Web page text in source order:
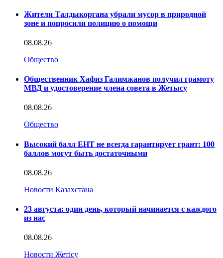
Жители Талдыкоргана убрали мусор в природной
зоне и попросили полицию о помощи
08.08.26
Общество
Общественник Хафиз Галимжанов получил грамоту
МВД и удостоверение члена совета в Жетысу
08.08.26
Общество
Высокий балл ЕНТ не всегда гарантирует грант: 100
баллов могут быть достаточными
08.08.26
Новости Казахстана
23 августа: один день, который начинается с каждого
из нас
08.08.26
Новости Жетісу